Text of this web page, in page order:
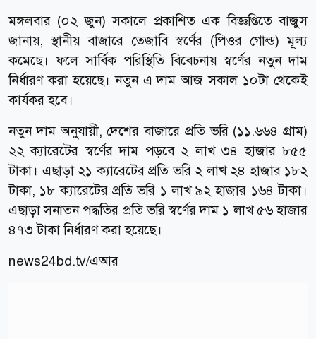
মঙ্গলবার (০২ জুন) সকালে প্রকাশিত এক বিজ্ঞপ্তিতে বাজুস
জানায়, স্থানীয় বাজারে তেজাবি স্বর্ণের (পিওর গোল্ড) মূল্য
কমেছে। ফলে সার্বিক পরিস্থিতি বিবেচনায় স্বর্ণের নতুন দাম
নির্ধারণ করা হয়েছে। নতুন এ দাম আজ সকাল ১০টা থেকেই
কার্যকর হবে।
নতুন দাম অনুযায়ী, দেশের বাজারে প্রতি ভরি (১১.৬৬৪ গ্রাম)
২২ ক্যারেটের স্বর্ণের দাম পড়বে ২ লাখ ৩৪ হাজার ৮৫৫
টাকা। এছাড়া ২১ ক্যারেটের প্রতি ভরি ২ লাখ ২৪ হাজার ১৮২
টাকা, ১৮ ক্যারেটের প্রতি ভরি ১ লাখ ৯২ হাজার ১৬৪ টাকা।
এছাড়া সনাতন পদ্ধতির প্রতি ভরি স্বর্ণের দাম ১ লাখ ৫৬ হাজার
৪৭৩ টাকা নির্ধারণ করা হয়েছে।
news24bd.tv/এআর